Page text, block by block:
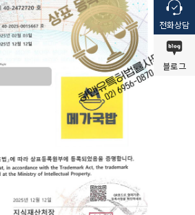
전화상담
블로그